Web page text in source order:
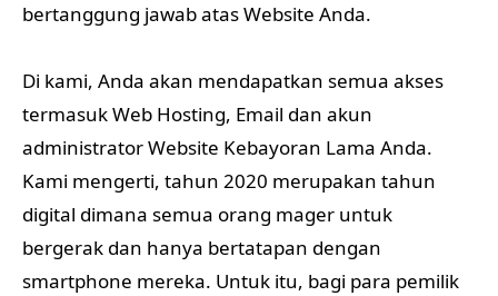
bertanggung jawab atas Website Anda.
Di kami, Anda akan mendapatkan semua akses
termasuk Web Hosting, Email dan akun
administrator Website Kebayoran Lama Anda.
Kami mengerti, tahun 2020 merupakan tahun
digital dimana semua orang mager untuk
bergerak dan hanya bertatapan dengan
smartphone mereka. Untuk itu, bagi para pemilik